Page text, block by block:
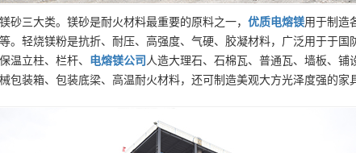
砂三大类。镁砂是耐火材料最重要的原料之一， 优质电熔镁用于制造
。轻烧镁粉是抗折、耐压、高强度、气硬、胶凝材料，广泛用于于
温立柱、栏杆、 电熔镁公司 人造大理石、石棉瓦、普通瓦、墙板、
包装箱、包装底梁、高温耐火材料，还可制造美观大方光泽度强的家